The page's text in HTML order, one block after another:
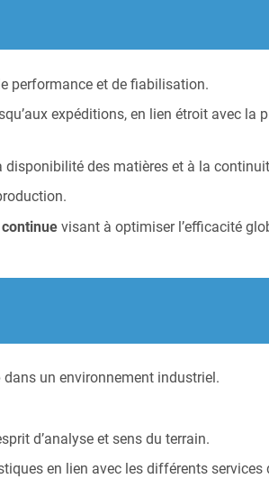
performance et de fiabilisation.
expéditions, en lien étroit avec la
disponibilité des matières et à la
visant à optimiser l’efficacité
dans un environnement industriel.
d’analyse et sens du terrain.
en lien avec les différents services